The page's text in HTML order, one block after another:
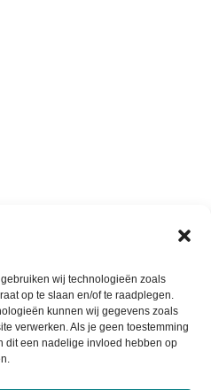
wij technologieën zoals
op te slaan en/of te raadplegen.
kunnen wij gegevens zoals
verwerken. Als je geen toestemming
dit een nadelige invloed hebben op